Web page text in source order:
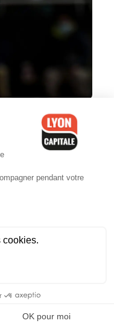
et